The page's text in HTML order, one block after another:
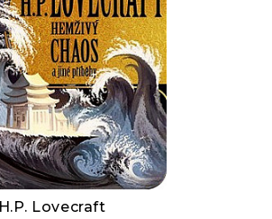
H.P. Lovecraft